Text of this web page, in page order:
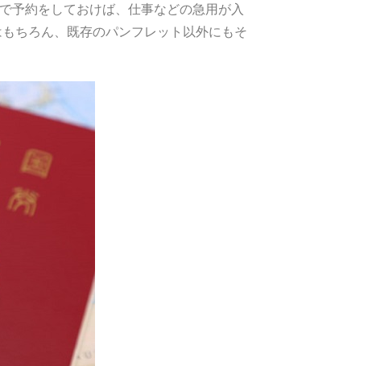
予約をしておけば、仕事などの急用が入
ちろん、既存のパンフレット以外にもそ